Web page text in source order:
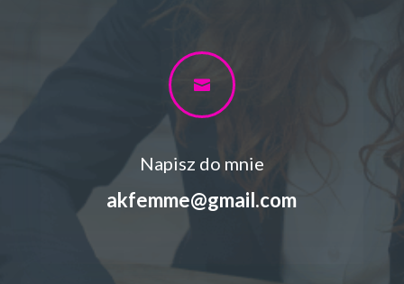

Napisz do mnie
akfemme@gmail.com